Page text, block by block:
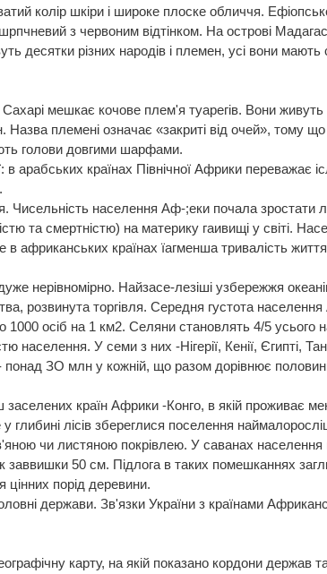
колір шкіри і широке плоске обличчя.
з червоним відтінком. На острові
десятки різних народів і племен, усі вони
мешкає кочове плем'я туарегів. Вони живуть
пле­мені означає «закриті від очей», тому
голови довгими шарфами.
в арабських країнах Північної Африки
Чисельність населення Аф-;еки почала зростати
та смертністю) на материку гаивищі у світі.
в африканських країнах їагменша тривалість
нерівномірно. Найзасе-лезіші узбережжя
розвинута торгівля. Середня густота
1000 осіб на 1 км2. Селяни становлять 4/5 усього
населення. У семи з них -Нігерії, Кенії, Єгипті,
понад ЗО млн у кожній, що разом дорівнює
країн Африки -Конго, в якій проживає
глибині лісів збереглися поселення
чи листяною покрівлею. У саванах
заввишки 50 см. Підлога в таких помешканнях
цінних порід деревини.
держави. Зв'язки України з країнами
карту, на якій пока­зано кордони держав